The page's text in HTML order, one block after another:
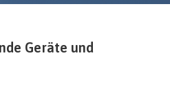
Geräte und